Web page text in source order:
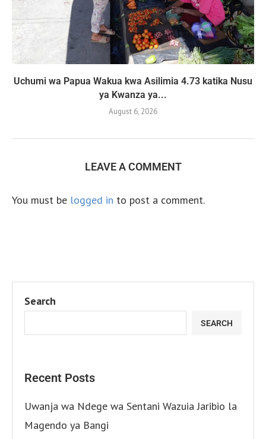
Uchumi wa Papua Wakua kwa Asilimia 4.73 katika Nusu
ya Kwanza ya...
August 6, 2026
LEAVE A COMMENT
You must be logged in to post a comment.
Search
SEARCH
Recent Posts
Uwanja wa Ndege wa Sentani Wazuia Jaribio la
Magendo ya Bangi